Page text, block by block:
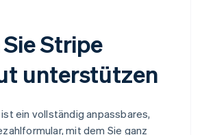
Stripe
unterstützen
ist ein vollständig anpassbares,
mit dem Sie ganz